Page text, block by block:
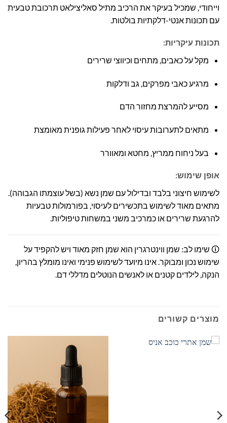
וייחודי, שמכיל בעיקר את הרכיב מתיל סאליצילאט תרכובת טבעית
עם תכונות אנטי-דלקתיות בולטות.
תכונות עיקריות:
מקל על כאבים, מתחים וכיווצי שרירים
מרגיע כאבי מפרקים, גב ודלקות
מסייע להמרצת מחזור הדם
מתאים לתערובות עיסוי לאחר פעילות גופנית מאומצת
בעל ניחוח ממריץ, מחטא ומאוורר
אופן שימוש:
לשימוש חיצוני בלבד ובדילול עם שמן נשא (בשל עוצמתו הגבוהה).
מתאים מאוד לשימוש בתכשירים לעיסוי, בפורמולות טבעיות
להרגעת שרירים או כמרכיב משני במשחות טיפוליות.
🛈 שימו לב: שמן ווינטרגרין הוא שמן חזק מאוד ויש להקפיד על
שימוש נכון ומבוקר. אינו מיועד לשימוש פנימי ואינו מומלץ בהריון,
הנקה, לילדים קטנים או לאנשים הנוטלים מדללי דם.
מוצרים קשורים